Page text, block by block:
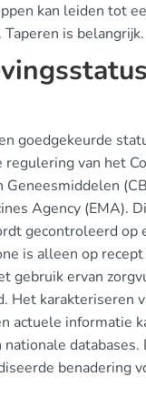
kan leiden tot
is belangrijk.
goedgekeurde
regulering van het
Geneesmiddelen
Agency (EMA).
gecontroleerd op
is alleen op
gebruik ervan
Het karakteriseren
actuele informatie
nationale
benadering